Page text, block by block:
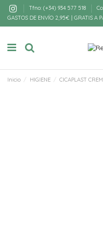
Tfno: (+34) 934 577 518
GASTOS DE ENVÍO 2,95€ | GRATIS A
Inicio HIGIENE CICAPLAST